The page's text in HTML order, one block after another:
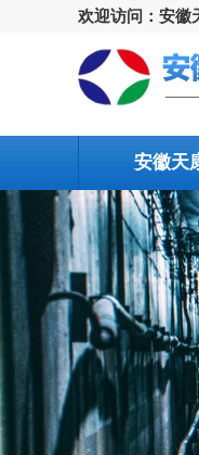
欢迎访问：安徽
安徽天